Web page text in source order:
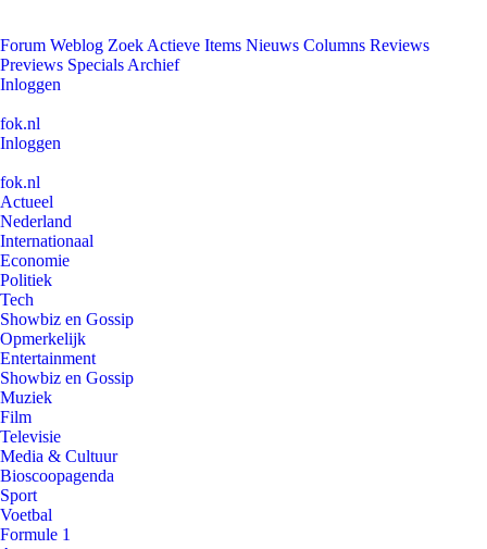
Forum Weblog Zoek Actieve Items Nieuws Columns Reviews
Previews Specials Archief
Inloggen
fok.nl
Inloggen
fok.nl
Actueel
Nederland
Internationaal
Economie
Politiek
Tech
Showbiz en Gossip
Opmerkelijk
Entertainment
Showbiz en Gossip
Muziek
Film
Televisie
Media & Cultuur
Bioscoopagenda
Sport
Voetbal
Formule 1